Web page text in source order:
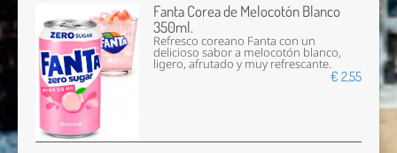
Fanta Corea de Melocotón Blanco
350ml.
Refresco coreano Fanta con un
delicioso sabor a melocotón blanco,
ligero, afrutado y muy refrescante.
€ 2,55